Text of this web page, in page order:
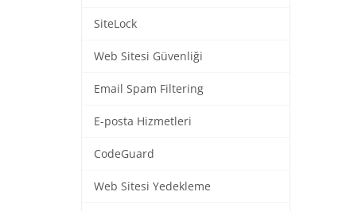
SiteLock
Web Sitesi Güvenliği
Email Spam Filtering
E-posta Hizmetleri
CodeGuard
Web Sitesi Yedekleme